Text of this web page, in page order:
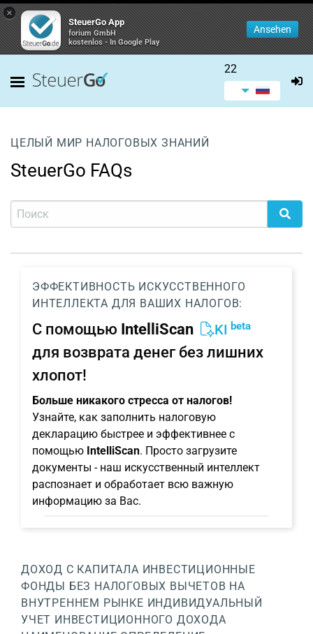
×
SteuerGo App
forium GmbH
kostenlos - In Google Play
Ansehen
22
ЦЕЛЫЙ МИР НАЛОГОВЫХ ЗНАНИЙ
SteuerGo FAQs
ЭФФЕКТИВНОСТЬ ИСКУССТВЕННОГО
ИНТЕЛЛЕКТА ДЛЯ ВАШИХ НАЛОГОВ:
С помощью IntelliScan KI beta
для возврата денег без лишних
хлопот!
Больше никакого стресса от налогов!
Узнайте, как заполнить налоговую
декларацию быстрее и эффективнее с
помощью IntelliScan. Просто загрузите
документы - наш искусственный интеллект
распознает и обработает всю важную
информацию за Вас.
ДОХОД С КАПИТАЛА ИНВЕСТИЦИОННЫЕ
ФОНДЫ БЕЗ НАЛОГОВЫХ ВЫЧЕТОВ НА
ВНУТРЕННЕМ РЫНКЕ ИНДИВИДУАЛЬНЫЙ
УЧЕТ ИНВЕСТИЦИОННОГО ДОХОДА